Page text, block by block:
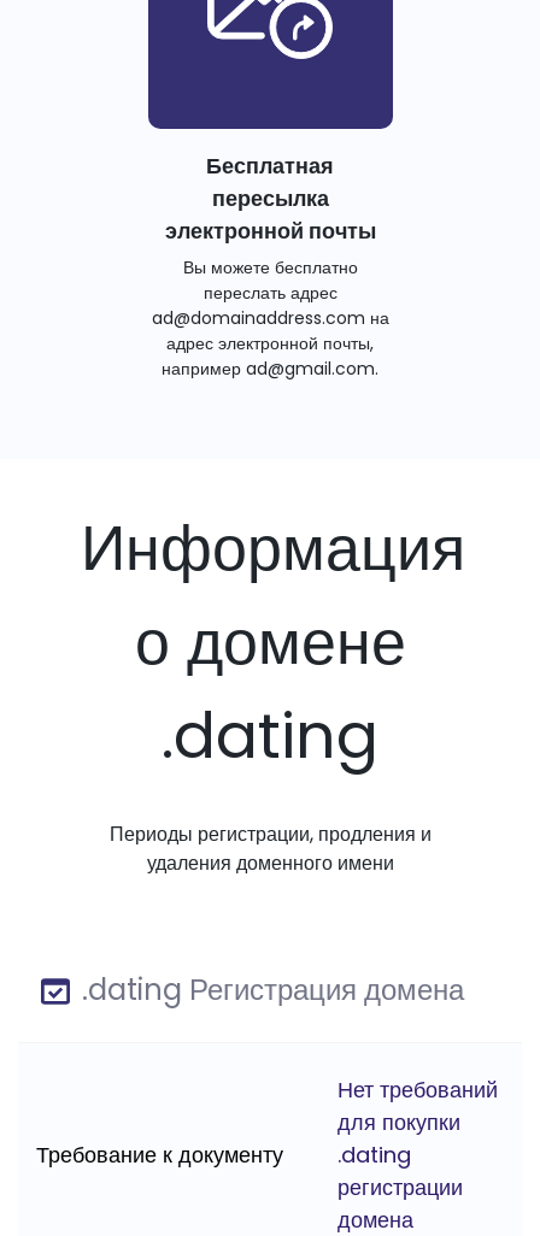
Бесплатная
пересылка
электронной почты
Вы можете бесплатно
переслать адрес
ad@domainaddress.com на
адрес электронной почты,
например ad@gmail.com.
Информация
о домене
.dating
Периоды регистрации, продления и
удаления доменного имени
.dating Регистрация домена
Требование к документу
Нет требований
для покупки
.dating
регистрации
домена